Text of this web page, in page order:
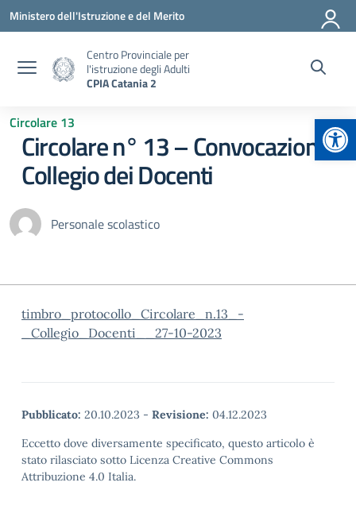
Vai ai contenuti
Vai al menu di navigazione
Vai al footer
Ministero dell'Istruzione e del Merito
Centro Provinciale per
l'istruzione degli Adulti
CPIA Catania 2
Circolare 13
Circolare n° 13 – Convocazione
Collegio dei Docenti
Personale scolastico
timbro_protocollo_Circolare_n.13_-
_Collegio_Docenti__27-10-2023
Pubblicato: 20.10.2023 - Revisione: 04.12.2023
Eccetto dove diversamente specificato, questo articolo è
stato rilasciato sotto Licenza Creative Commons
Attribuzione 4.0 Italia.